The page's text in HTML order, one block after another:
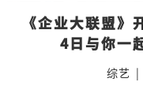
《企业大联盟》
4日与你一
综艺 |